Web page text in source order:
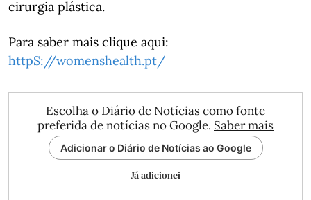
cirurgia plástica.
Para saber mais clique aqui:
httpS://womenshealth.pt/
Escolha o Diário de Notícias como fonte
preferida de notícias no Google. Saber mais
Adicionar o Diário de Notícias ao Google
Já adicionei